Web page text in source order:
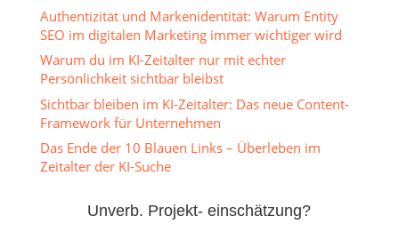
Authentizität und Markenidentität: Warum Entity
SEO im digitalen Marketing immer wichtiger wird
Warum du im KI-Zeitalter nur mit echter
Persönlichkeit sichtbar bleibst
Sichtbar bleiben im KI-Zeitalter: Das neue Content-
Framework für Unternehmen
Das Ende der 10 Blauen Links – Überleben im
Zeitalter der KI-Suche
Unverb. Projekt- einschätzung?